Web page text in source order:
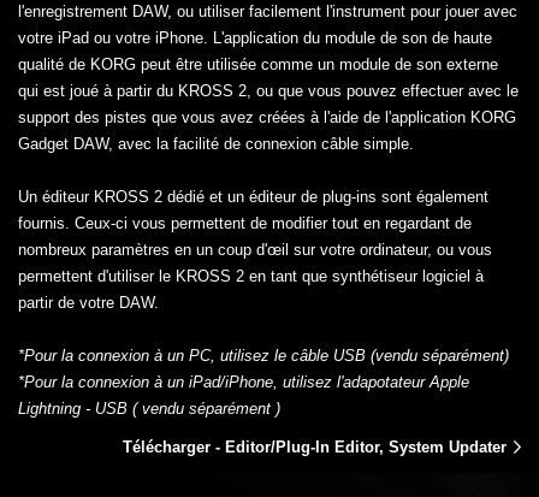
l'enregistrement DAW, ou utiliser facilement l'instrument pour jouer avec
votre iPad ou votre iPhone. L'application du module de son de haute
qualité de KORG peut être utilisée comme un module de son externe
qui est joué à partir du KROSS 2, ou que vous pouvez effectuer avec le
support des pistes que vous avez créées à l'aide de l'application KORG
Gadget DAW, avec la facilité de connexion câble simple.
Un éditeur KROSS 2 dédié et un éditeur de plug-ins sont également
fournis. Ceux-ci vous permettent de modifier tout en regardant de
nombreux paramètres en un coup d'œil sur votre ordinateur, ou vous
permettent d'utiliser le KROSS 2 en tant que synthétiseur logiciel à
partir de votre DAW.
*Pour la connexion à un PC, utilisez le câble USB (vendu séparément)
*Pour la connexion à un iPad/iPhone, utilisez l'adapotateur Apple
Lightning - USB ( vendu séparément )
Télécharger - Editor/Plug-In Editor, System Updater